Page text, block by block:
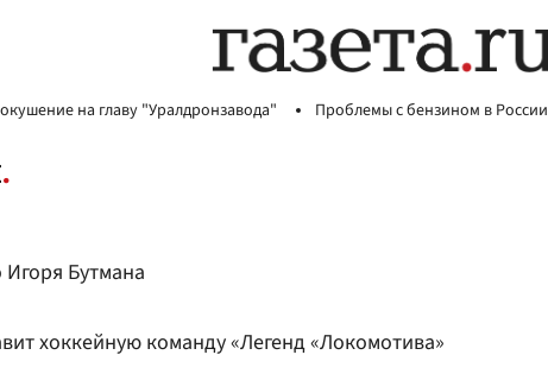
на главу "Уралдронзавода" Проблемы с бензином в России
Бутмана
хоккейную команду «Легенд «Локомотива»